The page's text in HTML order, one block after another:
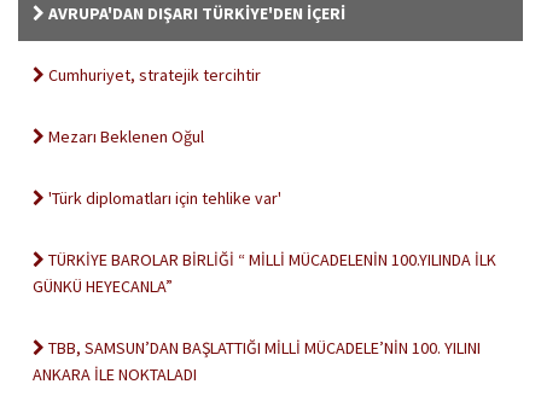
AVRUPA'DAN DIŞARI TÜRKİYE'DEN İÇERİ
Cumhuriyet, stratejik tercihtir
Mezarı Beklenen Oğul
'Türk diplomatları için tehlike var'
TÜRKİYE BAROLAR BİRLİĞİ “ MİLLİ MÜCADELENİN 100.YILINDA İLK
GÜNKÜ HEYECANLA”
TBB, SAMSUN’DAN BAŞLATTIĞI MİLLİ MÜCADELE’NİN 100. YILINI
ANKARA İLE NOKTALADI